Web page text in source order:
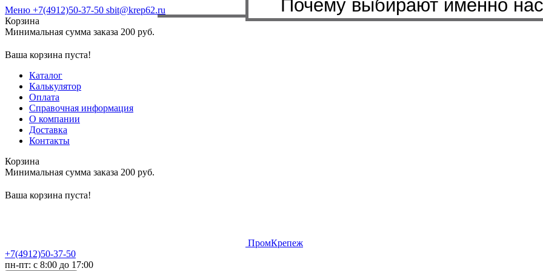
Меню +7(4912)50-37-50 sbit@krep62.ru
Корзина
Минимальная сумма заказа 200 руб.
Ваша корзина пуста!
Каталог
Калькулятор
Оплата
Справочная информация
О компании
Доставка
Контакты
Корзина
Минимальная сумма заказа 200 руб.
Ваша корзина пуста!
ПромКрепеж
+7(4912)50-37-50
пн-пт: с 8:00 до 17:00
Почему выбирают именно